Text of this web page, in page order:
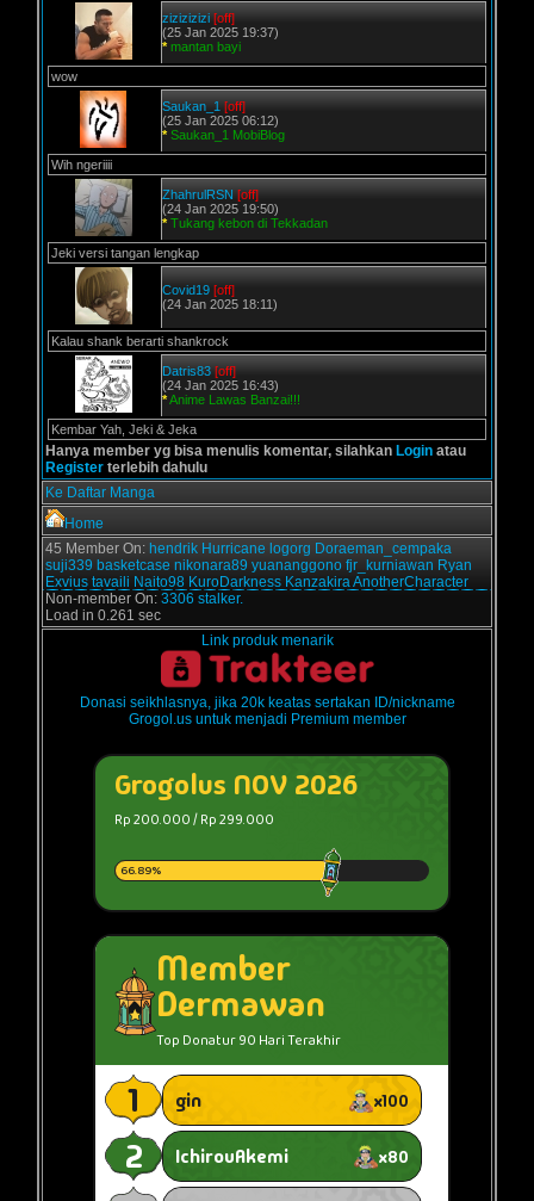
zizizizizi [off]
(25 Jan 2025 19:37)
* mantan bayi
wow
Saukan_1 [off]
(25 Jan 2025 06:12)
* Saukan_1 MobiBlog
Wih ngeriiii
ZhahrulRSN [off]
(24 Jan 2025 19:50)
* Tukang kebon di Tekkadan
Jeki versi tangan lengkap
Covid19 [off]
(24 Jan 2025 18:11)
Kalau shank berarti shankrock
Datris83 [off]
(24 Jan 2025 16:43)
*Anime Lawas Banzai!!!
Kembar Yah, Jeki & Jeka
Hanya member yg bisa menulis komentar, silahkan Login atau
Register terlebih dahulu
Ke Daftar Manga
Home
45 Member On: hendrik Hurricane logorg Doraeman_cempaka
suji339 basketcase nikonara89 yuananggono fjr_kurniawan Ryan
Exvius tavaili Naito98 KuroDarkness KanzakiraAnotherCharacter
Non-member On: 3306 stalker.
Load in 0.261 sec
Link produk menarik
Donasi seikhlasnya, jika 20k keatas sertakan ID/nickname
Grogol.us untuk menjadi Premium member